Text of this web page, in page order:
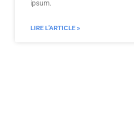
ipsum.
LIRE L'ARTICLE »